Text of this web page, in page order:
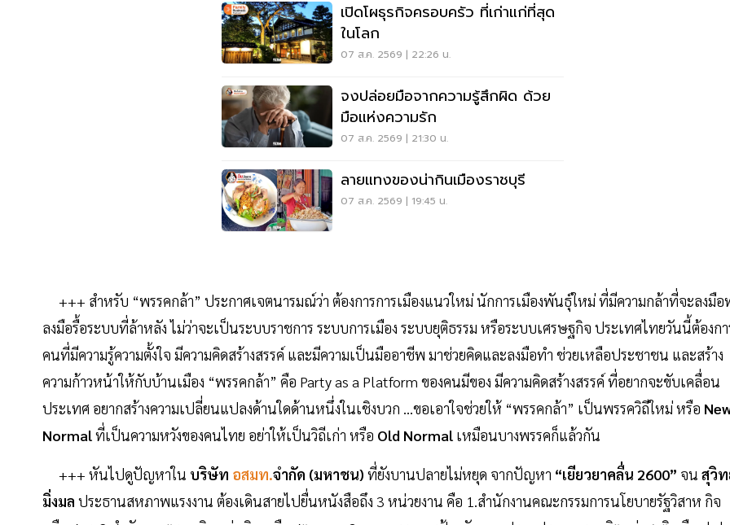
เปิดโผธุรกิจครอบครัว ที่เก่าแก่ที่สุด
ในโลก
07 ส.ค. 2569 | 22:26 น.
จงปล่อยมือจากความรู้สึกผิด ด้วย
มือแห่งความรัก
07 ส.ค. 2569 | 21:30 น.
ลายแทงของน่ากินเมืองราชบุรี
07 ส.ค. 2569 | 19:45 น.
+++ สำหรับ “พรรคกล้า” ประกาศเจตนารมณ์ว่า ต้องการการเมืองแนวใหม่ นักการเมืองพันธุ์ใหม่ ที่มีความกล้าที่จะลงมือ
ลงมือรื้อระบบที่ล้าหลัง ไม่ว่าจะเป็นระบบราชการ ระบบการเมือง ระบบยุติธรรม หรือระบบเศรษฐกิจ ประเทศไทยวันนี้ต้องกา
คนที่มีความรู้ความตั้งใจ มีความคิดสร้างสรรค์ และมีความเป็นมืออาชีพ มาช่วยคิดและลงมือทำ ช่วยเหลือประชาชน และสร้าง
ความก้าวหน้าให้กับบ้านเมือง “พรรคกล้า” คือ Party as a Platform ของคนมีของ มีความคิดสร้างสรรค์ ที่อยากจะขับเคลื่อน
ประเทศ อยากสร้างความเปลี่ยนแปลงด้านใดด้านหนึ่งในเชิงบวก …ขอเอาใจช่วยให้ “พรรคกล้า” เป็นพรรควิถีใหม่ หรือ
Normalที่เป็นความหวังของคนไทย อย่าให้เป็นวิถีเก่า หรือ Old Normal เหมือนบางพรรคก็แล้วกัน
+++ หันไปดูปัญหาใน บริษัท อสมท.จำกัด (มหาชน) ที่ยังบานปลายไม่หยุด จากปัญหา “เยียวยาคลื่น 2600” จน สุวิ
มิ่งมล ประธานสหภาพแรงงาน ต้องเดินสายไปยื่นหนังสือถึง 3 หน่วยงาน คือ 1.สำนักงานคณะกรรมการนโยบายรัฐวิสาห กิจ